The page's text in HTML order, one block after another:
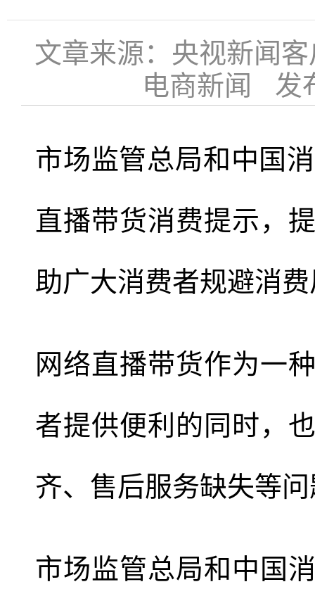
文章来源：央视新闻
电商新闻 发
市场监管总局和中国
直播带货消费提示，
助广大消费者规避消
网络直播带货作为一
者提供便利的同时，
齐、售后服务缺失等
市场监管总局和中国